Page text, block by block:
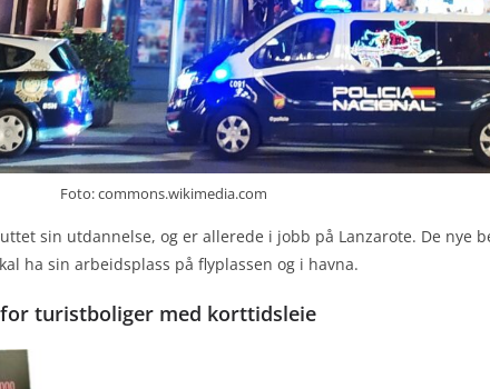
Foto: commons.wikimedia.com
sin utdannelse, og er allerede i jobb på Lanzarote. De nye
ha sin arbeidsplass på flyplassen og i havna.
turistboliger med korttidsleie